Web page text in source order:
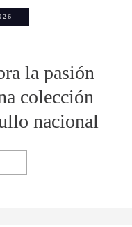
la pasión
colección
nacional